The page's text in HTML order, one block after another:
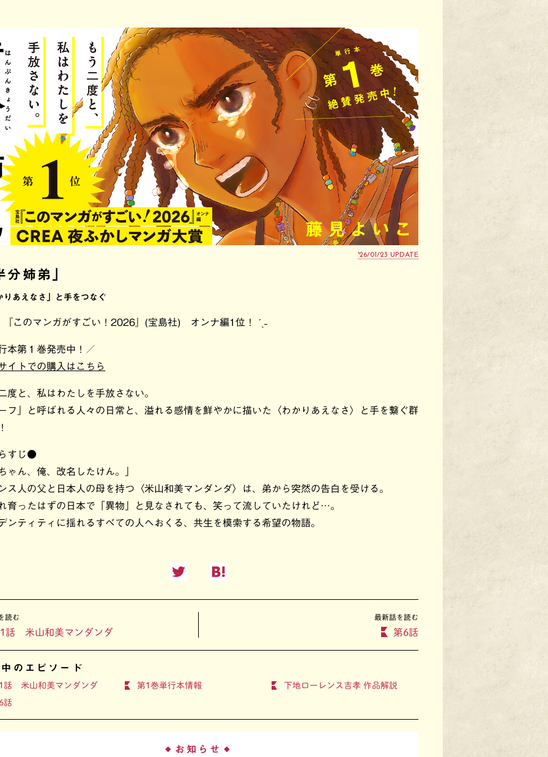
'26/01/23 UPDATE
分姉弟」
りあえなさ」と手をつなぐ
『このマンガがすごい！2026』(宝島社) オンナ編1位！ ˊˎ˗
本第１巻発売中！／
イトでの購入はこちら
度と、私はわたしを手放さない。
フ」と呼ばれる人々の日常と、溢れる感情を鮮やかに描いた〈わかりあえなさ〉と手を繋ぐ群
すじ●
ゃん、俺、改名したけん。」
ス人の父と日本人の母を持つ〈米山和美マンダンダ〉は、弟から突然の告白を受ける。
育ったはずの日本で「異物」と見なされても、笑って流していたけれど…。
ンティティに揺れるすべての人へおくる、共生を模索する希望の物語。
読む
話 米山和美マンダンダ
最新話を読む
第6話
のエピソード
話 米山和美マンダンダ 第1巻単行本情報
下地ローレンス吉孝 作品解説
話
◆ お知らせ ◆